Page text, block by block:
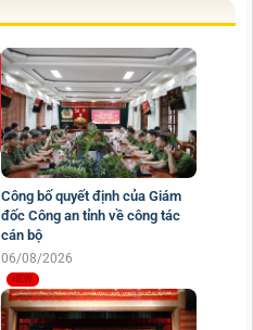
Công bố quyết định của Giám
đốc Công an tỉnh về công tác
cán bộ
06/08/2026